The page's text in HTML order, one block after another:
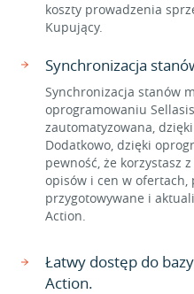
koszty prowadzenia
Kupujący.
Synchronizacja
Synchronizacja stanów
oprogramowaniu
zautomatyzowana,
Dodatkowo, dzięki
pewność, że korzystasz
opisów i cen w ofertach,
przygotowywane i
Action.
Łatwy dostęp do
Action.